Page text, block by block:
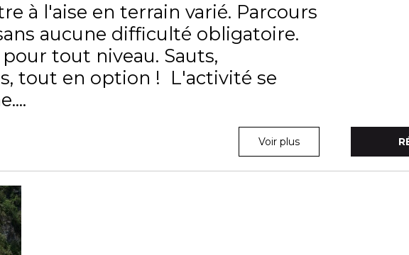
à l'aise en terrain varié. Parcours
aucune difficulté obligatoire.
tout niveau. Sauts,
tout en option ! L'activité se
Voir plus